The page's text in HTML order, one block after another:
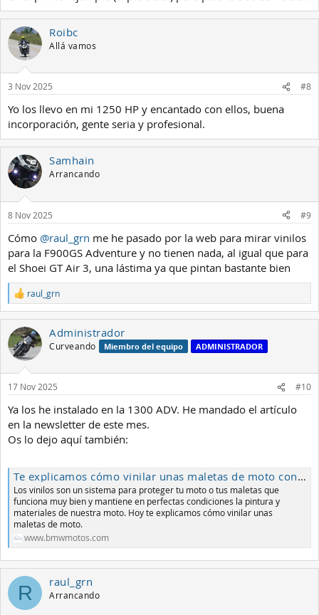
Roibc
Allá vamos
3 Nov 2025 #8
Yo los llevo en mi 1250 HP y encantado con ellos, buena
incorporación, gente seria y profesional.
Samhain
Arrancando
8 Nov 2025 #9
Cómo @raul_grn me he pasado por la web para mirar vinilos
para la F900GS Adventure y no tienen nada, al igual que para
el Shoei GT Air 3, una lástima ya que pintan bastante bien
R
e
a
c
c
i
n
e
:
raul_grn
Administrador
Curveando Miembro del equipo ADMINISTRADOR
17 Nov 2025 #10
Ya los he instalado en la 1300 ADV. He mandado el artículo
en la newsletter de este mes.
Os lo dejo aquí también:
Te explicamos cómo vinilar unas maletas de moto con Signature Custom Designs
Los vinilos son un sistema para proteger tu moto o tus maletas que
funciona muy bien y mantiene en perfectas condiciones la pintura y
materiales de nuestra moto. Hoy te explicamos cómo vinilar unas
maletas de moto.
www.bmwmotos.com
R raul_grn
Arrancando